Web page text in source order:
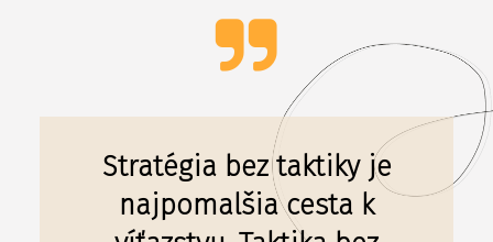
Stratégia bez taktiky je
najpomalšia cesta k